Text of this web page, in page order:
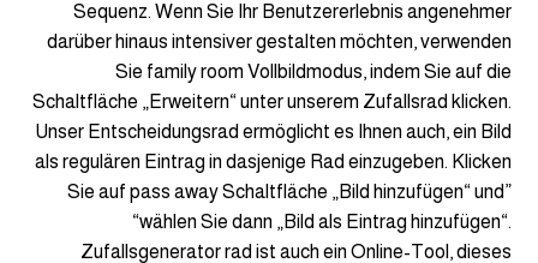
Sequenz. Wenn Sie Ihr Benutzererlebnis angenehmer
darüber hinaus intensiver gestalten möchten, verwenden
Sie family room Vollbildmodus, indem Sie auf die
Schaltfläche „Erweitern“ unter unserem Zufallsrad klicken.
Unser Entscheidungsrad ermöglicht es Ihnen auch, ein Bild
als regulären Eintrag in dasjenige Rad einzugeben. Klicken
Sie auf pass away Schaltfläche „Bild hinzufügen“ und”
“wählen Sie dann „Bild als Eintrag hinzufügen“.
Zufallsgenerator rad ist auch ein Online-Tool, dieses